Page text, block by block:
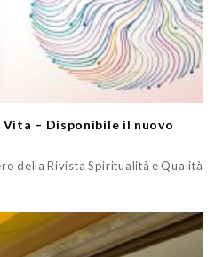
– Disponibile il nuovo
della Rivista Spiritualità e Qualità